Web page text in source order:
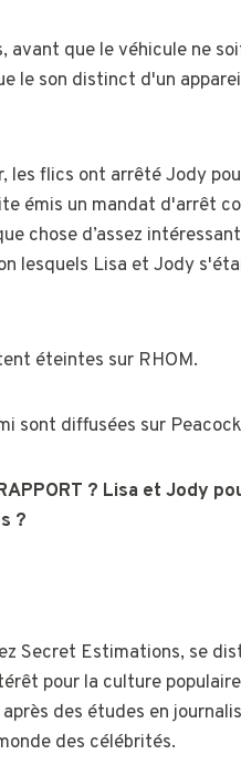
avant que le véhicule ne
le son distinct d'un
les flics ont arrêté Jody
émis un mandat d'arrêt
chose d’assez
lesquels Lisa et Jody
éteintes sur RHOM.
sont diffusées sur
RAPPORT ? Lisa et
?
Secret Estimations, se
pour la culture
des études en
des célébrités.